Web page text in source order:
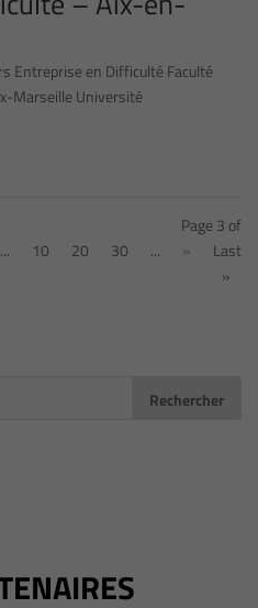
Entreprise en Difficulté Faculté
Marseille Université
Page 3 of
... 10 20 30 ... »
Last
»